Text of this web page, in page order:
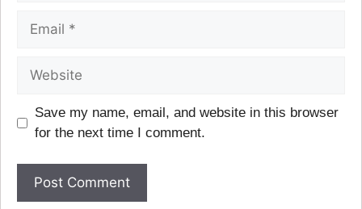
Save my name, email, and website in this browser
for the next time I comment.